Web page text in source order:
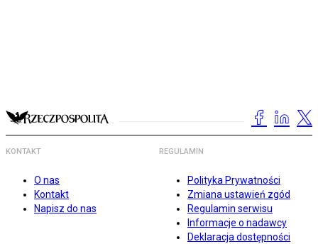
KONTAKT
O nas
Kontakt
Napisz do nas
REGULAMIN
Polityka Prywatności
Zmiana ustawień zgód
Regulamin serwisu
Informacje o nadawcy
Deklaracja dostępności